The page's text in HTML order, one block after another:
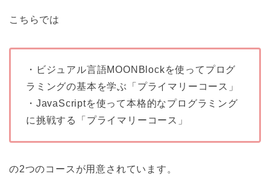
こちらでは
・ビジュアル言語MOONBlockを使ってプログ
ラミングの基本を学ぶ「プライマリーコース」
・JavaScriptを使って本格的なプログラミング
に挑戦する「プライマリーコース」
の2つのコースが用意されています。